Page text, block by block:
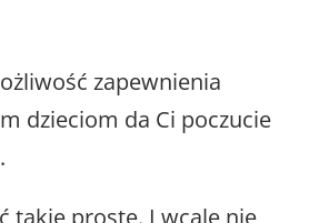
zapewnienia
dzieciom da Ci poczucie
takie proste. I wcale nie